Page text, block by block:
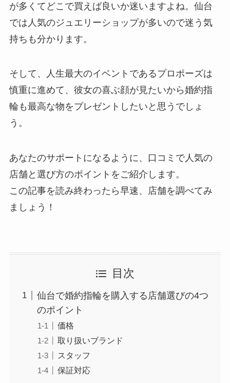
が多くてどこで買えば良いか迷いますよね。仙台
では人気のジュエリーショップが多いので迷う気
持ちも分かります。
そして、人生最大のイベントであるプロポーズは
慎重に進めて、彼女の喜ぶ顔が見たいから婚約指
輪も最高な物をプレゼントしたいと思うでしょ
う。
あなたのサポートになるように、口コミで人気の
店舗と選び方のポイントをご紹介します。
この記事を読み終わったら早速、店舗を調べてみ
ましょう！
目次
仙台で婚約指輪を購入する店舗選びの4つ
のポイント
価格
取り扱いブランド
スタッフ
保証対応